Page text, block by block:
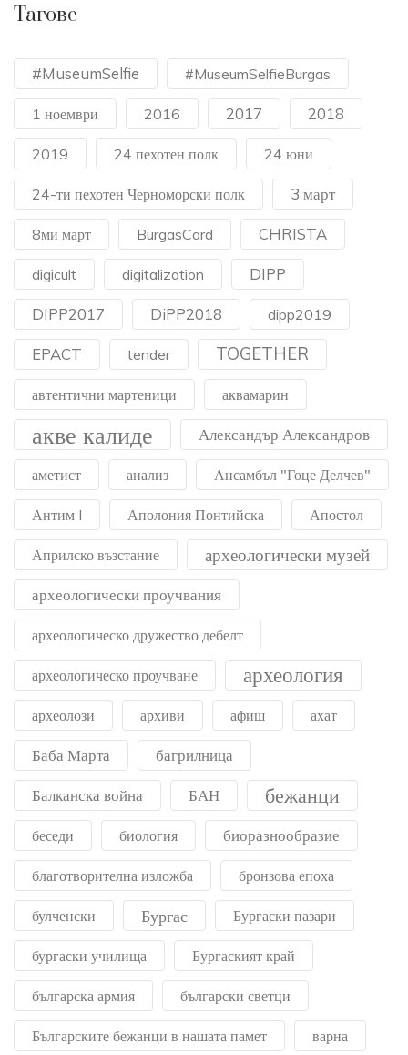
Тагове
#MuseumSelfie #MuseumSelfieBurgas
1 ноември 2016 2017 2018
2019 24 пехотен полк 24 юни
24-ти пехотен Черноморски полк 3 март
8ми март BurgasCard CHRISTA
digicult digitalization DIPP
DIPP2017 DiPP2018 dipp2019
EPACT tender TOGETHER
автентични мартеници аквамарин
акве калиде Александър Александров
аметист анализ Ансамбъл "Гоце Делчев"
Антим I Аполония Понтийска Апостол
Априлско възстание археологически музей
археологически проучвания
археологическо дружество дебелт
археологическо проучване археология
археолози архиви афиш ахат
Баба Марта багрилница
Балканска война БАН бежанци
беседи биология биоразнообразие
благотворителна изложба бронзова епоха
булченски Бургас Бургаски пазари
бургаски училища Бургаският край
българска армия български светци
Българските бежанци в нашата памет варна